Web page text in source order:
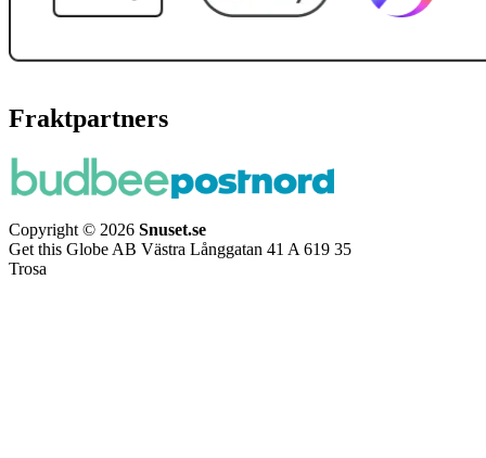
Fraktpartners
Copyright © 2026 Snuset.se
Get this Globe AB Västra Långgatan 41 A 619 35
Trosa